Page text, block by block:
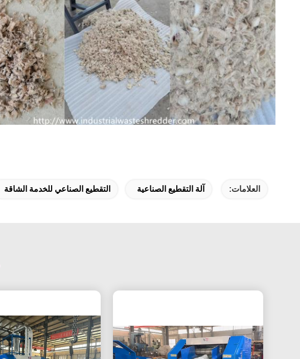
العلامات: آلة التقطيع الصناعية التقطيع الصناعي للخدمة الشاقة